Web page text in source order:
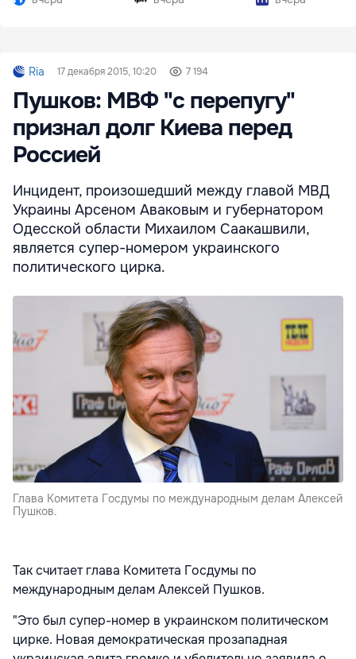
Ria 17 декабря 2015, 10:20 7 194
Пушков: МВФ "с перепугу"
признал долг Киева перед
Россией
Инцидент, произошедший между главой МВД
Украины Арсеном Аваковым и губернатором
Одесской области Михаилом Саакашвили,
является супер-номером украинского
политического цирка.
Глава Комитета Госдумы по международным делам Алексей
Пушков.
Так считает глава Комитета Госдумы по
международным делам Алексей Пушков.
"Это был супер-номер в украинском политическом
цирке. Новая демократическая прозападная